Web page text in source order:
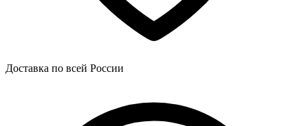
Доставка по всей России